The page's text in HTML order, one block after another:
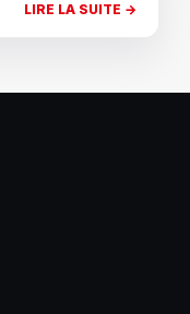
LIRE LA SUITE →